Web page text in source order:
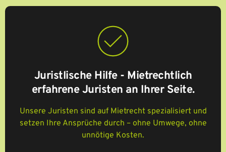
Juristlische Hilfe - Mietrechtlich
erfahrene Juristen an Ihrer Seite.
Unsere Juristen sind auf Mietrecht spezialisiert und
setzen Ihre Ansprüche durch – ohne Umwege, ohne
unnötige Kosten.